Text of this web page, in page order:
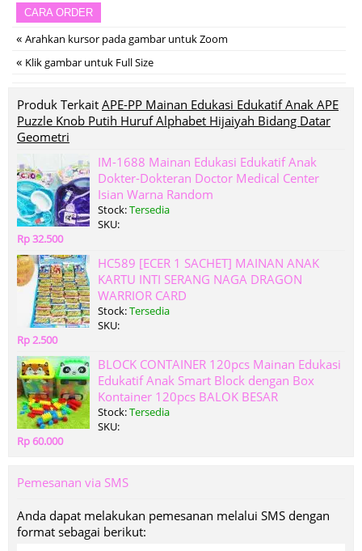
CARA ORDER
« Arahkan kursor pada gambar untuk Zoom
« Klik gambar untuk Full Size
Produk Terkait APE-PP Mainan Edukasi Edukatif Anak APE
Puzzle Knob Putih Huruf Alphabet Hijaiyah Bidang Datar
Geometri
IM-1688 Mainan Edukasi Edukatif Anak
Dokter-Dokteran Doctor Medical Center
Isian Warna Random
Stock:Tersedia
SKU:
Rp 32.500
HC589 [ECER 1 SACHET] MAINAN ANAK
KARTU INTI SERANG NAGA DRAGON
WARRIOR CARD
Stock:Tersedia
SKU:
Rp 2.500
BLOCK CONTAINER 120pcs Mainan Edukasi
Edukatif Anak Smart Block dengan Box
Kontainer 120pcs BALOK BESAR
Stock:Tersedia
SKU:
Rp 60.000
Pemesanan via SMS
Anda dapat melakukan pemesanan melalui SMS dengan
format sebagai berikut: